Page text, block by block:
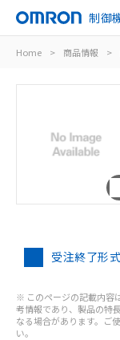
制御
Home > 商品情報 >
受注終了形
※ このページの記載内容
考情報であり、製品の特
なる場合があります。ご
い。